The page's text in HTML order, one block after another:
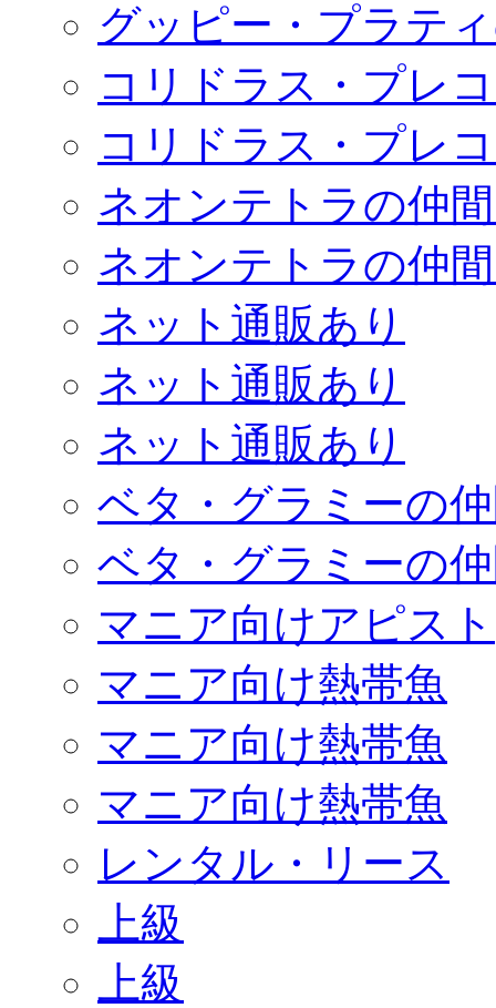
グッピー・プラテ
コリドラス・プレ
コリドラス・プレ
ネオンテトラの仲
ネオンテトラの仲
ネット通販あり
ネット通販あり
ネット通販あり
ベタ・グラミーの
ベタ・グラミーの
マニア向けアピスト
マニア向け熱帯魚
マニア向け熱帯魚
マニア向け熱帯魚
レンタル・リース
上級
上級